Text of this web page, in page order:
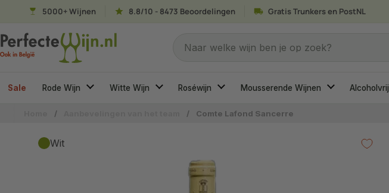
Ga naar content
5000+ Wijnen 8.8/10 - 8473 Beoordelingen Gratis Trunkers en PostNL
Naar welke wijn ben je op zoek?
Sale Rode Wijn Witte Wijn Roséwijn Mousserende Wijnen Alcoholvrij
/ / Comte Lafond Sancerre
Wit